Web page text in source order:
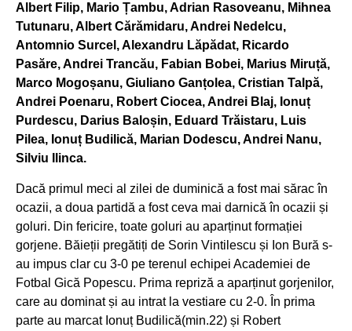
Albert Filip, Mario Țambu, Adrian Rasoveanu, Mihnea
Tutunaru, Albert Cărămidaru, Andrei Nedelcu,
Antomnio Surcel, Alexandru Lăpădat, Ricardo
Pasăre, Andrei Trancău, Fabian Bobei, Marius Miruță,
Marco Mogoșanu, Giuliano Ganțolea, Cristian Talpă,
Andrei Poenaru, Robert Ciocea, Andrei Blaj, Ionuț
Purdescu, Darius Baloșin, Eduard Trăistaru, Luis
Pilea, Ionuț Budilică, Marian Dodescu, Andrei Nanu,
Silviu Ilinca.
Dacă primul meci al zilei de duminică a fost mai sărac în
ocazii, a doua partidă a fost ceva mai darnică în ocazii și
goluri. Din fericire, toate goluri au aparținut formației
gorjene. Băieții pregătiți de Sorin Vintilescu și Ion Bură s-
au impus clar cu 3-0 pe terenul echipei Academiei de
Fotbal Gică Popescu. Prima repriză a aparținut gorjenilor,
care au dominat și au intrat la vestiare cu 2-0. În prima
parte au marcat Ionuț Budilică(min.22) și Robert